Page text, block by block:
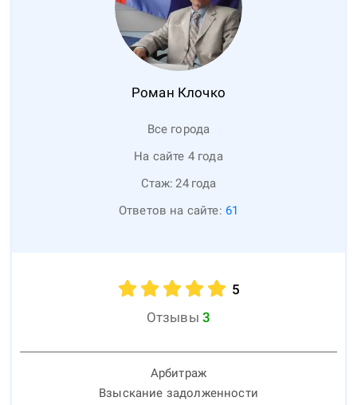
Роман Клочко
Все города
На сайте 4 года
Стаж: 24 года
Ответов на сайте: 61
5
Отзывы 3
Арбитраж
Взыскание задолженности